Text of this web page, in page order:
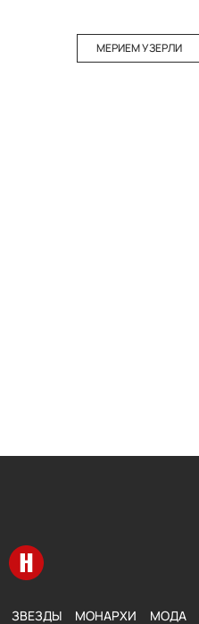
МЕРИЕМ УЗЕРЛИ
Перейти на главную
ЗВЕЗДЫ МОНАРХИ МОДА